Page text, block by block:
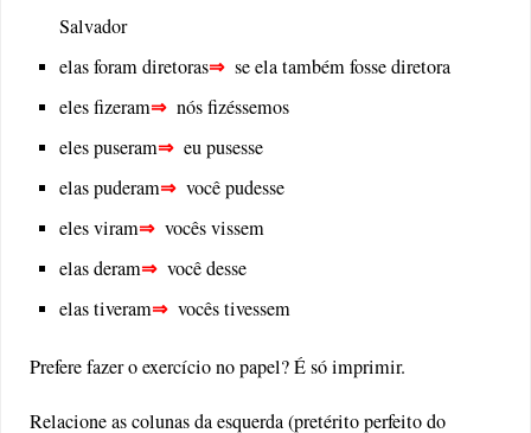
Salvador
elas foram diretoras⇒se ela também fosse diretora
eles fizeram⇒nós fizéssemos
eles puseram⇒eu pusesse
elas puderam⇒você pudesse
eles viram⇒vocês vissem
elas deram⇒você desse
elas tiveram⇒vocês tivessem
Prefere fazer o exercício no papel? É só imprimir.
Relacione as colunas da esquerda (pretérito perfeito do